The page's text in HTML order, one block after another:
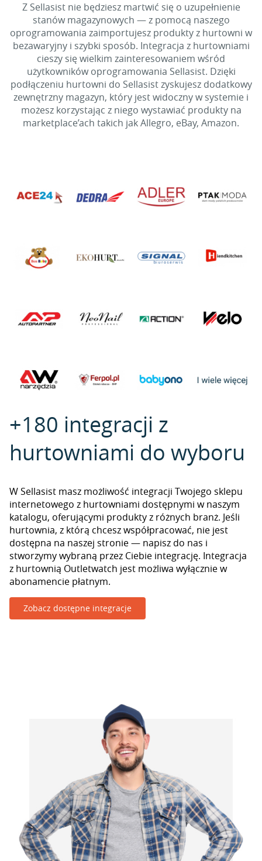
Z Sellasist nie będziesz martwić się o uzupełnienie
stanów magazynowych — z pomocą naszego
oprogramowania zaimportujesz produkty z hurtowni w
bezawaryjny i szybki sposób. Integracja z hurtowniami
cieszy się wielkim zainteresowaniem wśród
użytkowników oprogramowania Sellasist. Dzięki
podłączeniu hurtowni do Sellasist zyskujesz dodatkowy
zewnętrzny magazyn, który jest widoczny w systemie i
możesz korzystając z niego wystawiać produkty na
marketplace’ach takich jak Allegro, eBay, Amazon.
+180 integracji z
hurtowniami do wyboru
W Sellasist masz możliwość integracji Twojego sklepu
internetowego z hurtowniami dostępnymi w naszym
katalogu, oferującymi produkty z różnych branż. Jeśli
hurtownia, z którą chcesz współpracować, nie jest
dostępna na naszej stronie — napisz do nas i
stworzymy wybraną przez Ciebie integrację. Integracja
z hurtownią Outletwatch jest możliwa wyłącznie w
abonamencie płatnym.
Zobacz dostępne integracje